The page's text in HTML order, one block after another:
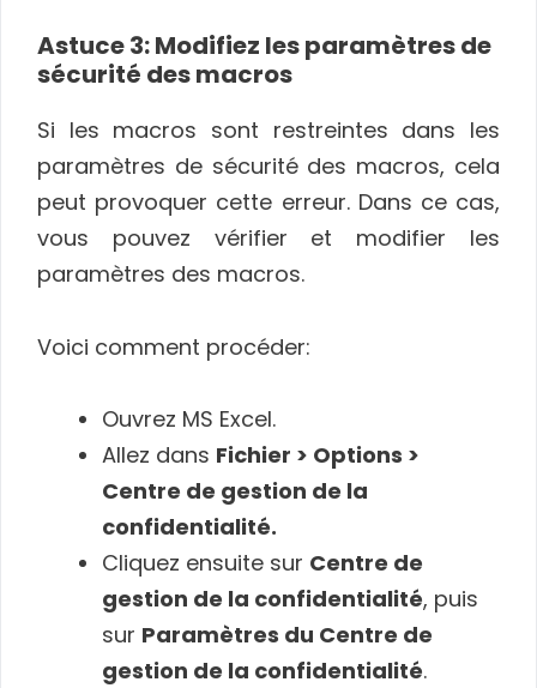
Astuce 3: Modifiez les paramètres de
sécurité des macros
Si les macros sont restreintes dans les
paramètres de sécurité des macros, cela
peut provoquer cette erreur. Dans ce cas,
vous pouvez vérifier et modifier les
paramètres des macros.
Voici comment procéder:
Ouvrez MS Excel.
Allez dans Fichier > Options >
Centre de gestion de la
confidentialité.
Cliquez ensuite sur Centre de
gestion de la confidentialité, puis
sur Paramètres du Centre de
gestion de la confidentialité.